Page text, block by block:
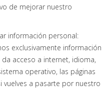
de mejorar nuestro
información personal:
exclusivamente información
acceso a internet, idioma,
operativo, las páginas
vuelves a pasarte por nuestro